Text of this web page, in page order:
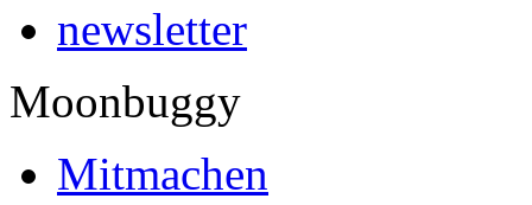
newsletter
Moonbuggy
Mitmachen